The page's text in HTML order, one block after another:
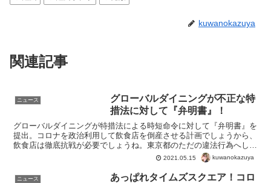
kuwanokazuya
関連記事
ニュース
グローバルダイニングが不正な特
措法に対して『弁明書』！
グローバルダイニングが特措法による時短命令に対して『弁明書』を
提出。コロナを政治利用して飲食店を倒産させる計画でしょうから、
飲食店は徹底抗戦が必要でしょうね。東京都のただの違法行為へしっ
かりと法の裁きを下して欲しいですね。事業者も小池百合子...
2021.05.15 kuwanokazuya
ニュース
あっぱれタイムズスクエア！コロ